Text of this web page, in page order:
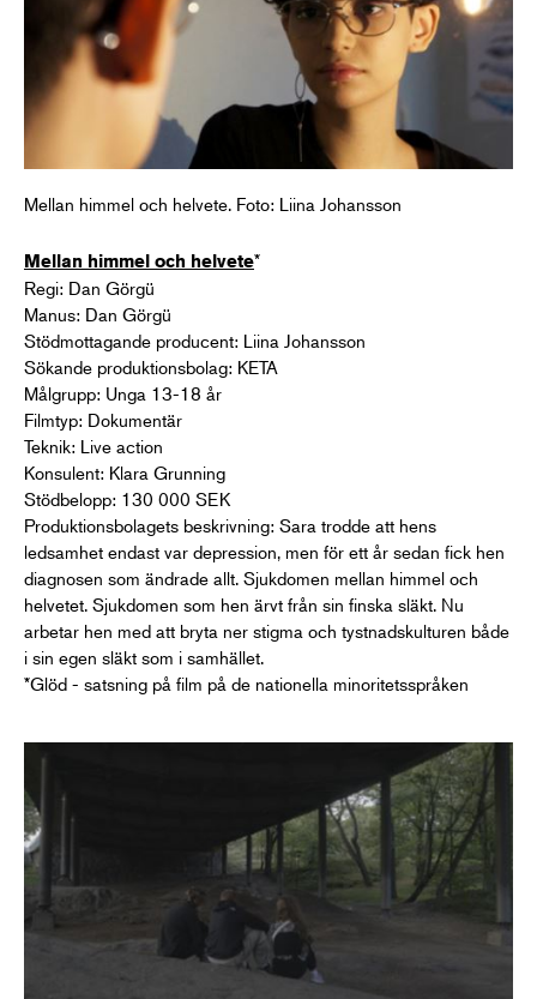
Mellan himmel och helvete. Foto: Liina Johansson
Mellan himmel och helvete*
Regi: Dan Görgü
Manus: Dan Görgü
Stödmottagande producent: Liina Johansson
Sökande produktionsbolag: KETA
Målgrupp: Unga 13-18 år
Filmtyp: Dokumentär
Teknik: Live action
Konsulent: Klara Grunning
Stödbelopp: 130 000 SEK
Produktionsbolagets beskrivning: Sara trodde att hens
ledsamhet endast var depression, men för ett år sedan fick hen
diagnosen som ändrade allt. Sjukdomen mellan himmel och
helvetet. Sjukdomen som hen ärvt från sin finska släkt. Nu
arbetar hen med att bryta ner stigma och tystnadskulturen både
i sin egen släkt som i samhället.
*Glöd - satsning på film på de nationella minoritetsspråken